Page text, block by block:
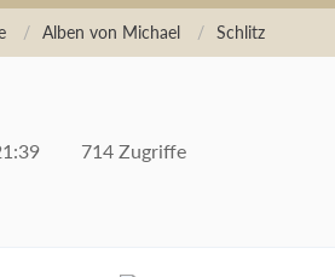
Alben von Michael Schlitz
714 Zugriffe